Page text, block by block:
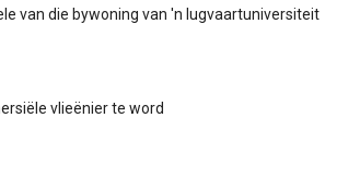
van die bywoning van 'n lugvaartuniversiteit
vlieënier te word